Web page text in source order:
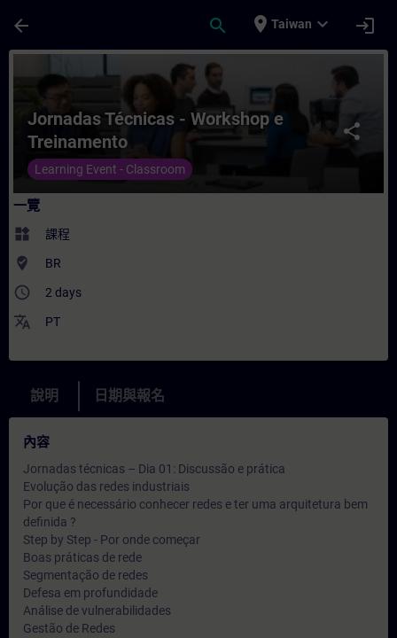
arrow_back search place Taiwan expand_more login
課程 - Jornadas Técnicas - Workshop e
share
Jornadas Técnicas - Workshop e
Treinamento
Learning Event - Classroom
一覽
widgets 課程
where_to_vote BR
access_time 2 days
translate PT
說明 日期與報名
內容
Jornadas técnicas – Dia 01: Discussão e prática
Evolução das redes industriais
Por que é necessário conhecer redes e ter uma arquitetura bem
definida ?
Step by Step - Por onde começar
Boas práticas de rede
Segmentação de redes
Defesa em profundidade
Análise de vulnerabilidades
Gestão de Redes